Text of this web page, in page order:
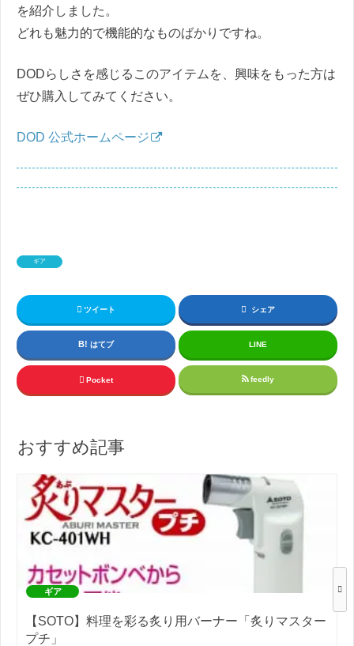
を紹介しました。
どれも魅力的で機能的なものばかりですね。
DODらしさを感じるこのアイテムを、興味をもった方は
ぜひ購入してみてください。
DOD 公式ホームページ
ギア
ツイート シェア
はてブ LINE
Pocket feedly
おすすめ記事
ギア
【SOTO】料理を彩る炙り用バーナー「炙りマスター
プチ」